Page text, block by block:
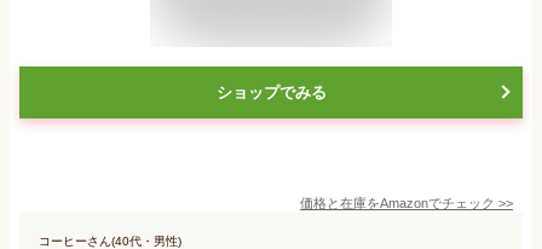
ショップでみる
価格と在庫をAmazonでチェック >>
コーヒーさん(40代・男性)